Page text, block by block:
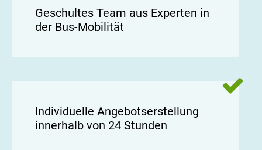
Geschultes Team aus Experten in
der Bus-Mobilität
Individuelle Angebotserstellung
innerhalb von 24 Stunden